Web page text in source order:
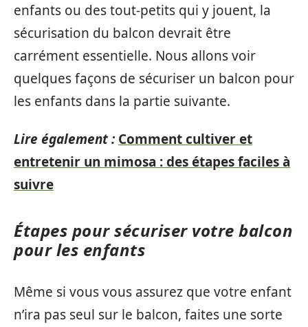
enfants ou des tout-petits qui y jouent, la
sécurisation du balcon devrait être
carrément essentielle. Nous allons voir
quelques façons de sécuriser un balcon pour
les enfants dans la partie suivante.
Lire également : Comment cultiver et
entretenir un mimosa : des étapes faciles à
suivre
Étapes pour sécuriser votre balcon
pour les enfants
Même si vous vous assurez que votre enfant
n’ira pas seul sur le balcon, faites une sorte